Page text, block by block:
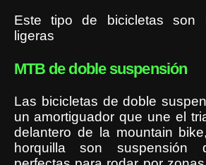
Este tipo de bicicletas son
ligeras
MTB de doble suspensión
Las bicicletas de doble
un amortiguador que une el
delantero de la mountain
horquilla son suspensión